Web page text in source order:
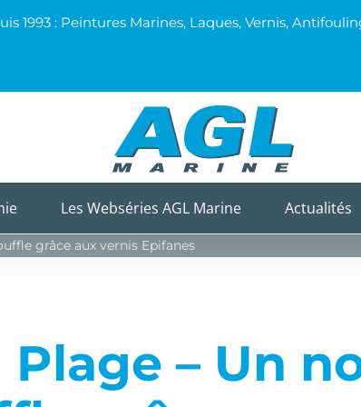
1993 : Peintures Marines, Laques, Vernis,
Les Webséries AGL Marine Actualités
grâce aux vernis Epifanes
Plage – Un